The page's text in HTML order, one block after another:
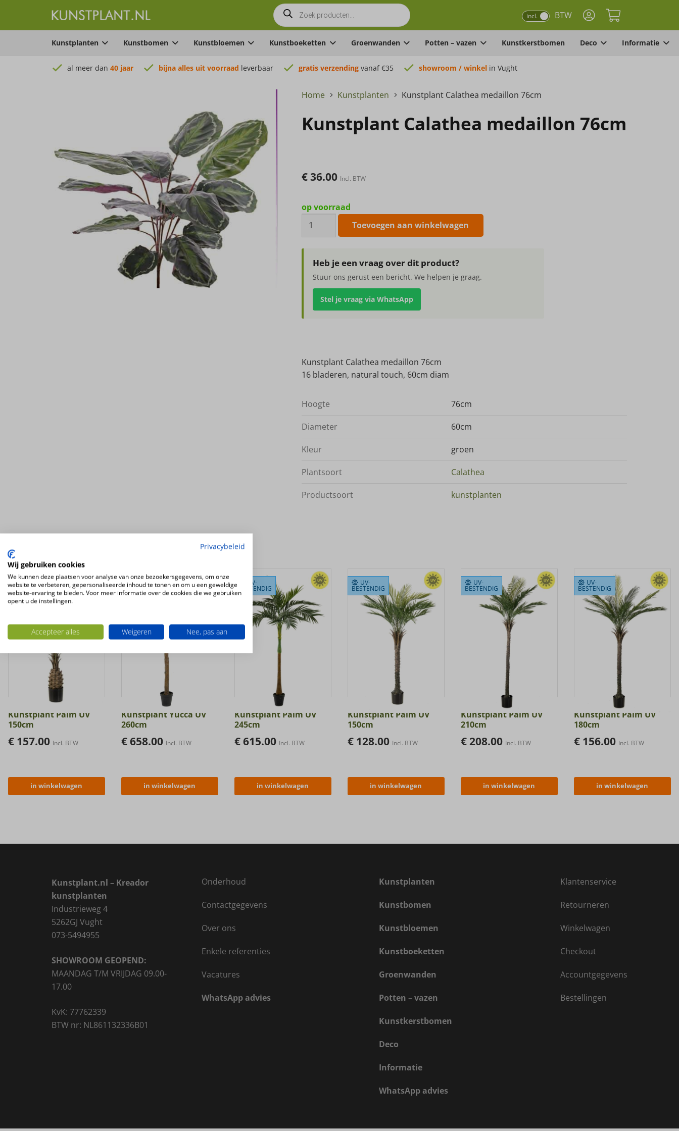
Producten
zoeken incl. BTW
Kunstplanten Kunstbomen Kunstbloemen Kunstboeketten Groenwanden Potten – vazen Kunstkerstbomen Deco Informatie
al meer dan 40 jaar bijna alles uit voorraad leverbaar gratis verzending vanaf €35 showroom / winkel in Vught
Home Kunstplanten Kunstplant Calathea medaillon 76cm
Kunstplant Calathea medaillon 76cm
€36.00 Incl. BTW
op voorraad
Kunstplant
medaillon
76cm
aantal
Toevoegen aan winkelwagen
Heb je een vraag over dit product?
Stuur ons gerust een bericht. We helpen je graag.
Stel je vraag via WhatsApp
Kunstplant Calathea medaillon 76cm
16 bladeren, natural touch, 60cm diam
Hoogte 76cm
Diameter 60cm
Kleur groen
Plantsoort Calathea
Productsoort kunstplanten
Kunstplant Palm UV
150cm
€ 157.00 Incl. BTW
in winkelwagen
UV-
BESTENDIG
Kunstplant Yucca UV
260cm
€658.00 Incl. BTW
in winkelwagen
UV-
BESTENDIG
Kunstplant Palm UV
245cm
€615.00 Incl. BTW
in winkelwagen
UV-
BESTENDIG
Kunstplant Palm UV
150cm
€128.00 Incl. BTW
in winkelwagen
UV-
BESTENDIG
Kunstplant Palm UV
210cm
€208.00 Incl. BTW
in winkelwagen
UV-
BESTENDIG
Kunstplant Palm UV
180cm
€156.00 Incl. BTW
in winkelwagen
UV-
BESTENDIG
Kunstplant.nl – Kreador
kunstplanten
Industrieweg 4
5262GJ Vught
073-5494955
SHOWROOM GEOPEND:
MAANDAG T/M VRIJDAG 09.00-
17.00
KvK: 77762339
BTW nr: NL861132336B01
Onderhoud
Contactgegevens
Over ons
Enkele referenties
Vacatures
WhatsApp advies
Kunstplanten
Kunstbomen
Kunstbloemen
Kunstboeketten
Groenwanden
Potten – vazen
Kunstkerstbomen
Deco
Informatie
WhatsApp advies
Klantenservice
Retourneren
Winkelwagen
Checkout
Accountgegevens
Bestellingen
Privacybeleid
Wij gebruiken cookies
We kunnen deze plaatsen voor analyse van onze bezoekersgegevens, om onze
website te verbeteren, gepersonaliseerde inhoud te tonen en om u een geweldige
website-ervaring te bieden. Voor meer informatie over de cookies die we gebruiken
opent u de instellingen.
Accepteer alles Weigeren Nee, pas aan